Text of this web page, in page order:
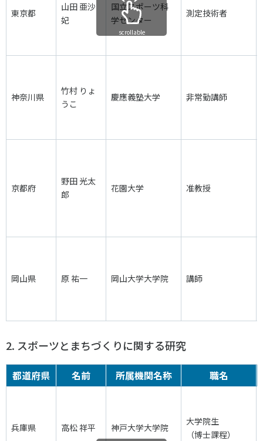
東京都
山田 亜沙
妃
国立スポーツ科
学センター
測定技術者
神奈川県
竹村 りょ
うこ
慶應義塾大学 非常勤講師
京都府
野田 光太
郎
花園大学 准教授
岡山県 原 祐一 岡山大学大学院 講師
scrollable
2. スポーツとまちづくりに関する研究
都道府県 名前 所属機関名称 職名
兵庫県 高松 祥平 神戸大学大学院
大学院生
（博士課程）